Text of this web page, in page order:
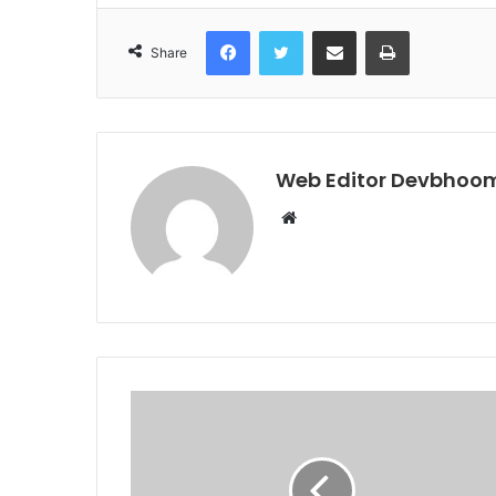
Share
FacebookTwitter Share via Email Print
Web Editor
Website